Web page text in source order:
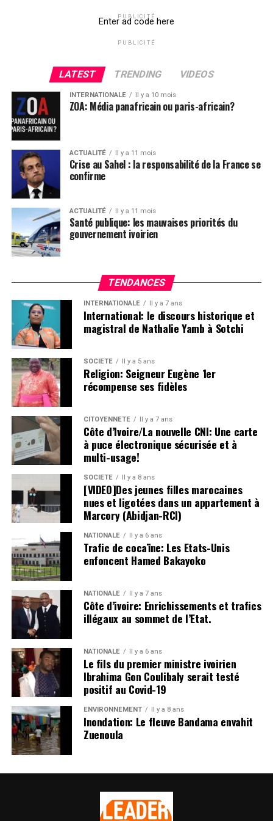
comments
PUBLICITÉ
Enter ad code here
PUBLICITÉ
LATEST TRENDING VIDEOS
INTERNATIONALE Il y a 10 mois
ZOA: Média panafricain ou paris-africain?
ACTUALITÉ Il y a 11 mois
Crise au Sahel : la responsabilité de la France se
confirme
ACTUALITÉ Il y a 11 mois
Santé publique: les mauvaises priorités du
gouvernement ivoirien
TENDANCES
INTERNATIONALE Il y a 7 ans
International: le discours historique et
magistral de Nathalie Yamb à Sotchi
SOCIETE Il y a 5 ans
Religion: Seigneur Eugène 1er
récompense ses fidèles
CITOYENNETÉ Il y a 7 ans
Côte d’Ivoire/La nouvelle CNI: Une carte
à puce électronique sécurisée et à
multi-usage!
SOCIETE Il y a 8 ans
[VIDEO]Des jeunes filles marocaines
nues et ligotées dans un appartement à
Marcory (Abidjan-RCI)
NATIONALE Il y a 6 ans
Trafic de cocaïne: Les Etats-Unis
enfoncent Hamed Bakayoko
NATIONALE Il y a 7 ans
Côte d’ivoire: Enrichissements et trafics
illégaux au sommet de l’Etat.
NATIONALE Il y a 6 ans
Le fils du premier ministre ivoirien
Ibrahima Gon Coulibaly serait testé
positif au Covid-19
ENVIRONNEMENT Il y a 8 ans
Inondation: Le fleuve Bandama envahit
Zuenoula